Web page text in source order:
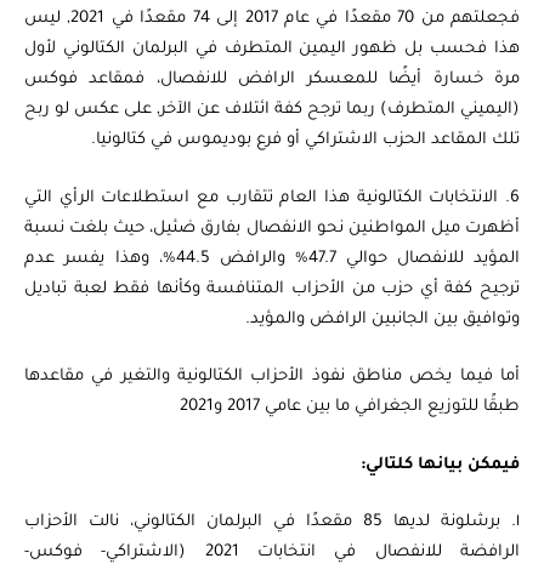
فجعلتهم من 70 مقعدًا في عام 2017 إلى 74 مقعدًا في 2021, ليس
هذا فحسب بل ظهور اليمين المتطرف في البرلمان الكتالوني لأول
مرة خسارة أيضًا للمعسكر الرافض للانفصال، فمقاعد فوكس
(اليميني المتطرف) ربما ترجح كفة ائتلاف عن الآخر, على عكس لو ربح
تلك المقاعد الحزب الاشتراكي أو فرع بوديموس في كتالونيا.
6. الانتخابات الكتالونية هذا العام تتقارب مع استطلاعات الرأي التي
أظهرت ميل المواطنين نحو الانفصال بفارق ضئيل، حيث بلغت نسبة
المؤيد للانفصال حوالي 47.7% والرافض 44.5%، وهذا يفسر عدم
ترجيح كفة أي حزب من الأحزاب المتنافسة وكأنها فقط لعبة تباديل
وتوافيق بين الجانبين الرافض والمؤيد.
أما فيما يخص مناطق نفوذ الأحزاب الكتالونية والتغير في مقاعدها
طبقًا للتوزيع الجغرافي ما بين عامي 2017 و2021
فيمكن بيانها كلتالي:
١. برشلونة لديها 85 مقعدًا في البرلمان الكتالوني، نالت الأحزاب
الرافضة للانفصال في انتخابات 2021 (الاشتراكي- فوكس-